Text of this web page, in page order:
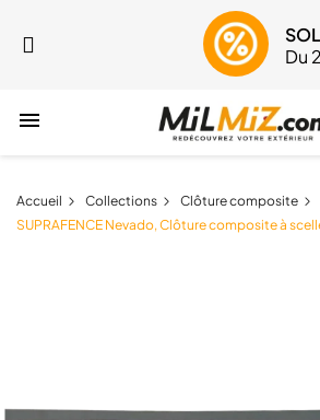
SOLDES
Du 29 juillet

Accueil Collections
Clôture composite
SUPRAFENCE Nevado, Clôture composite à